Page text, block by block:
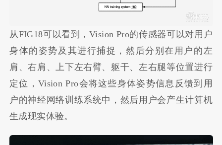
从FIG18可以看到，Vision Pro的传感器可以对用户
身体的姿势及其进行捕捉，然后分别在用户的左
肩、右肩、上下左右臂、躯干、左右腿等位置进行
定位，Vision Pro会将这些身体姿势信息反馈到用
户的神经网络训练系统中，然后用户会产生计算机
生成现实体验。